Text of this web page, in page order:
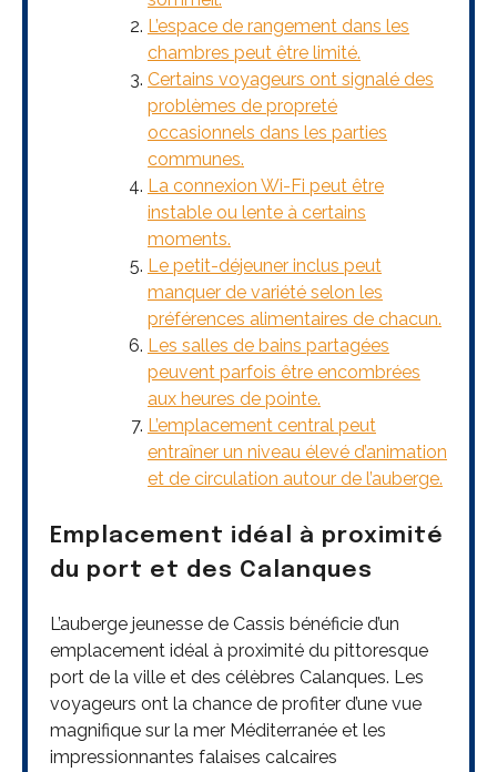
L’espace de rangement dans les
chambres peut être limité.
Certains voyageurs ont signalé des
problèmes de propreté
occasionnels dans les parties
communes.
La connexion Wi-Fi peut être
instable ou lente à certains
moments.
Le petit-déjeuner inclus peut
manquer de variété selon les
préférences alimentaires de chacun.
Les salles de bains partagées
peuvent parfois être encombrées
aux heures de pointe.
L’emplacement central peut
entraîner un niveau élevé d’animation
et de circulation autour de l’auberge.
Emplacement idéal à proximité
du port et des Calanques
L’auberge jeunesse de Cassis bénéficie d’un
emplacement idéal à proximité du pittoresque
port de la ville et des célèbres Calanques. Les
voyageurs ont la chance de profiter d’une vue
magnifique sur la mer Méditerranée et les
impressionnantes falaises calcaires